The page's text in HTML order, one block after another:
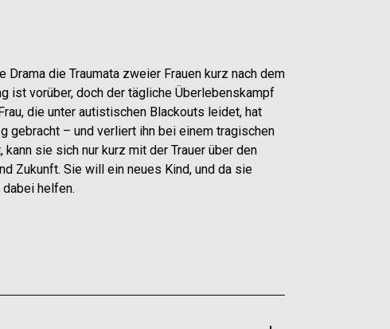
die Traumata zweier Frauen kurz nach dem
ist vorüber, doch der tägliche Überlebenskampf
die unter autistischen Blackouts leidet, hat
gebracht – und verliert ihn bei einem tragischen
sie sich nur kurz mit der Trauer über den
Zukunft. Sie will ein neues Kind, und da sie
helfen.